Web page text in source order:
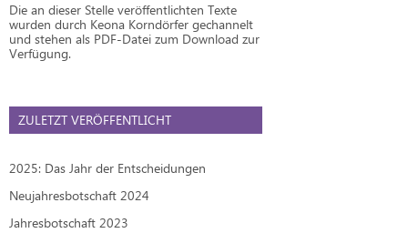
Die an dieser Stelle veröffentlichten Texte
wurden durch Keona Korndörfer gechannelt
und stehen als PDF-Datei zum Download zur
Verfügung.
ZULETZT VERÖFFENTLICHT
2025: Das Jahr der Entscheidungen
Neujahresbotschaft 2024
Jahresbotschaft 2023